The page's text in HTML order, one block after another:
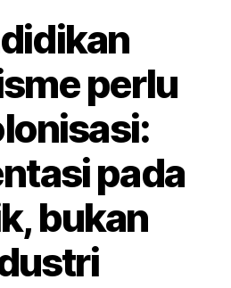
perlu
pada
bukan